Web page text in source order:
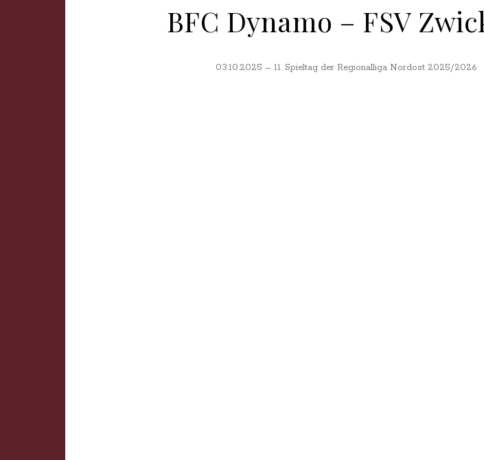
BFC Dynamo – FSV
03.10.2025 – 11. Spieltag der Regionalliga Nordost 2025/2026